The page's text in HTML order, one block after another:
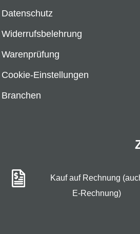
Datenschutz
Widerrufsbelehrung
Warenprüfung
Cookie-Einstellungen
Branchen
Kauf auf Rechnung
E-Rechnung)